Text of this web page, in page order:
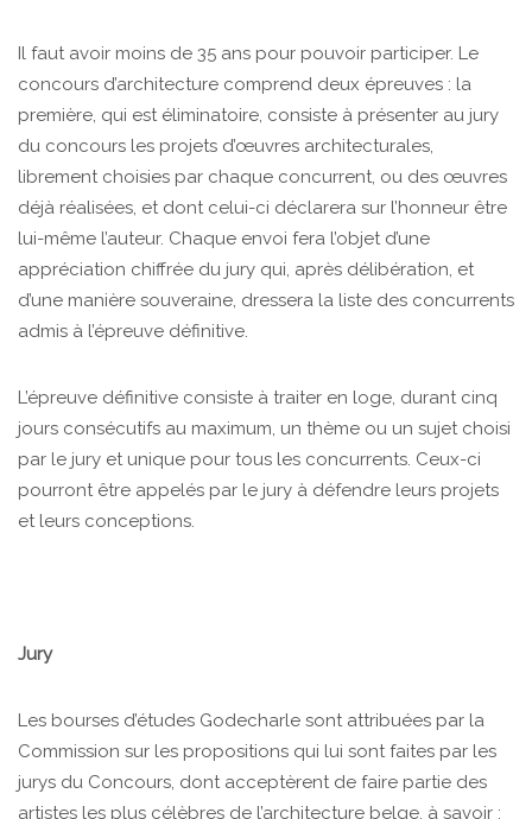
Il faut avoir moins de 35 ans pour pouvoir participer. Le
concours d’architecture comprend deux épreuves : la
première, qui est éliminatoire, consiste à présenter au jury
du concours les projets d’œuvres architecturales,
librement choisies par chaque concurrent, ou des œuvres
déjà réalisées, et dont celui-ci déclarera sur l’honneur être
lui-même l’auteur. Chaque envoi fera l’objet d’une
appréciation chiffrée du jury qui, après délibération, et
d’une manière souveraine, dressera la liste des concurrents
admis à l’épreuve définitive.
L’épreuve définitive consiste à traiter en loge, durant cinq
jours consécutifs au maximum, un thème ou un sujet choisi
par le jury et unique pour tous les concurrents. Ceux-ci
pourront être appelés par le jury à défendre leurs projets
et leurs conceptions.
Jury
Les bourses d’études Godecharle sont attribuées par la
Commission sur les propositions qui lui sont faites par les
jurys du Concours, dont acceptèrent de faire partie des
artistes les plus célèbres de l’architecture belge, à savoir :